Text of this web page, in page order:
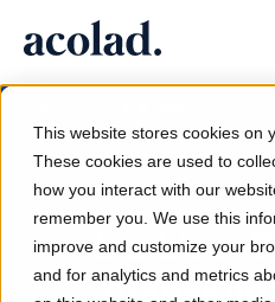
This website stores cookies on
These cookies are used to
how you interact with our
remember you. We use this
improve and customize your
and for analytics and metrics
Översättning
AI-hastighet, mänsklig
Tolkning
Sömlös kommunikation var
Lia Translate
Omedelbara översättningar i
Anslutning
Arbetsflödesintegration gjord
Kundcase
Verkliga resultat från våra kunder
Artiklar
Expertperspektiv på globalt innehåll
Om Acolad
Hållbarhet
En ny
Lia Live: